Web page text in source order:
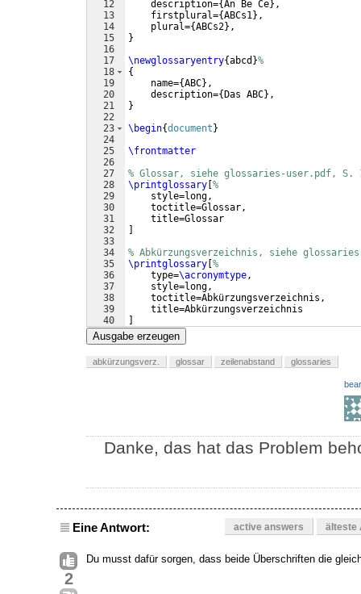
12
13
14
15
16
17
18
19
20
21
22
23
24
25
26
27
28
29
30
31
32
33
34
35
36
37
38
39
40
41
    description=
{An Be Ce} ,
    firstplural=
{ABCs1} ,
    plural=
{ABCs2} ,
}
\newglossaryentry{abcd }%
{
    name=
{ABC} ,
    description=
{ Das ABC} ,
}
\begin{document }
\frontmatter
% Glossar, siehe glossaries-user.pdf,
\printglossary %
    style=long,
    toctitle=Glossar,
    title=Glossar
% Abkürzungsverzeichnis, siehe
\printglossary %
    type=
\acronymtype,
    style=long,
    toctitle=Abkürzungsverzeichnis,
    title=Abkürzungsverzeichnis
Ausgabe erzeugen
abkürzungsverz. glossar zeilenabstand glossaries
Danke, das hat das Problem
Eine Antwort: active answers älteste
2
Du musst dafür sorgen, dass beide Überschriften die